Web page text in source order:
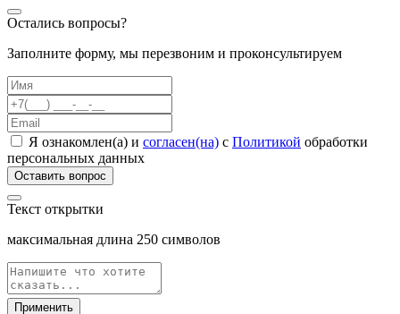
Остались вопросы?
Заполните форму, мы перезвоним и проконсультируем
Я ознакомлен(а) и согласен(на) с Политикой обработки
персональных данных
Оставить вопрос
Текст открытки
максимальная длина 250 символов
Применить